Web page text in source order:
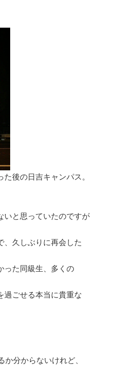
後の日吉キャンパス。
いと思っていたのですが
、久しぶりに再会した
った同級生、多くの
過ごせる本当に貴重な
か分からないけれど、